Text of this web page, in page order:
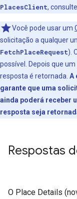
PlacesClient, consulte
Você pode usar um
solicitação a qualquer
FetchPlaceRequest).
possível. Depois que
resposta é retornada. A
garante que uma
ainda poderá receber
resposta seja
Respostas
O Place Details